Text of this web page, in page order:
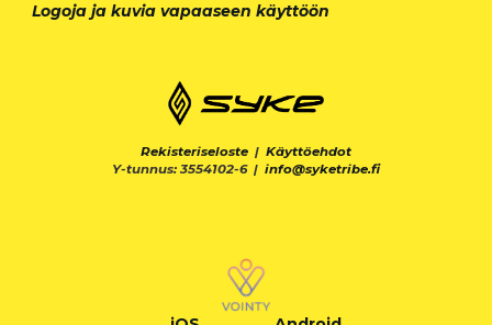
Logoja ja kuvia vapaaseen käyttöön
Rekisteriseloste | Käyttöehdot
Y-tunnus: 3554102-6 | info@syketribe.fi